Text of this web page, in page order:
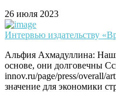
26 июля 2023
Интервью издательству
Альфия Ахмадуллина:
основе, они долговечны
innov.ru/page/press/overall/
значение для экономики